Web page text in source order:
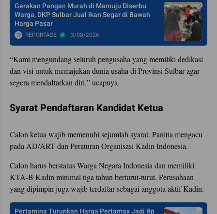
Gerakan Pangan Murah di Mamuju Diserbu
Warga, DKP Sulbar Jual Ikan Segar di Bawah
Harga Pasar
REPORTASE 3/08/2026
“Kami mengundang seluruh pengusaha yang memiliki dedikasi
dan visi untuk memajukan dunia usaha di Provinsi Sulbar agar
segera mendaftarkan diri,” ucapnya.
Syarat Pendaftaran Kandidat Ketua
Calon ketua wajib memenuhi sejumlah syarat. Panitia mengacu
pada AD/ART dan Peraturan Organisasi Kadin Indonesia.
Calon harus berstatus Warga Negara Indonesia dan memiliki
KTA-B Kadin minimal tiga tahun berturut-turut. Perusahaan
yang dipimpin juga wajib terdaftar sebagai anggota aktif Kadin.
Pertamina Turunkan Harga Pertamax Jadi Rp